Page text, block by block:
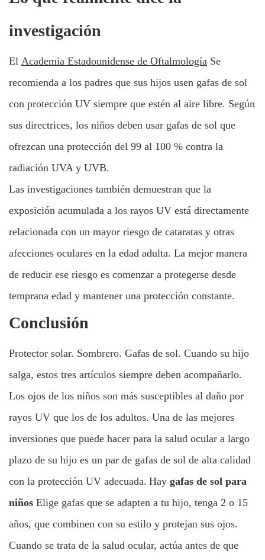
investigación
El Academia Estadounidense de Oftalmología Se
recomienda a los padres que sus hijos usen gafas de sol
con protección UV siempre que estén al aire libre. Según
sus directrices, los niños deben usar gafas de sol que
ofrezcan una protección del 99 al 100 % contra la
radiación UVA y UVB.
Las investigaciones también demuestran que la
exposición acumulada a los rayos UV está directamente
relacionada con un mayor riesgo de cataratas y otras
afecciones oculares en la edad adulta. La mejor manera
de reducir ese riesgo es comenzar a protegerse desde
temprana edad y mantener una protección constante.
Conclusión
Protector solar. Sombrero. Gafas de sol. Cuando su hijo
salga, estos tres artículos siempre deben acompañarlo.
Los ojos de los niños son más susceptibles al daño por
rayos UV que los de los adultos. Una de las mejores
inversiones que puede hacer para la salud ocular a largo
plazo de su hijo es un par de gafas de sol de alta calidad
con la protección UV adecuada. Hay gafas de sol para
niños Elige gafas que se adapten a tu hijo, tenga 2 o 15
años, que combinen con su estilo y protejan sus ojos.
Cuando se trata de la salud ocular, actúa antes de que